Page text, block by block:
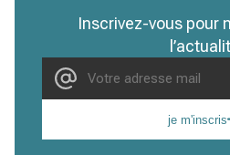
Inscrivez-vous pour
je m'inscris